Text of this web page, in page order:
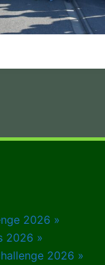
2026 »
2026 »
2026 »